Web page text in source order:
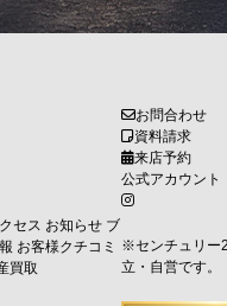
セス お知らせ ブ
お客様クチコミ
買取
お問合わせ
資料請求
来店予約
公式アカウント
※センチュリー
立・自営です。